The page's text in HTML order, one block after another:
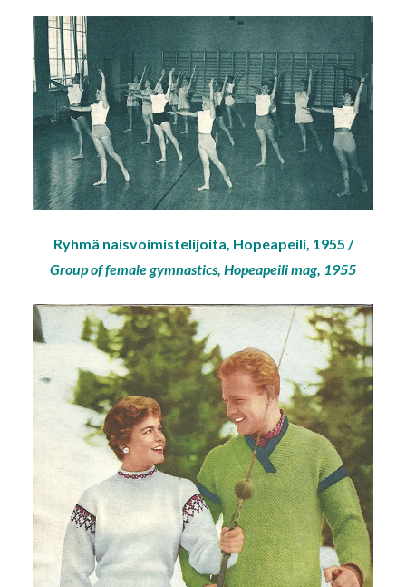
Ryhmä naisvoimistelijoita, Hopeapeili, 1955 /
Group of female gymnastics, Hopeapeili mag, 1955